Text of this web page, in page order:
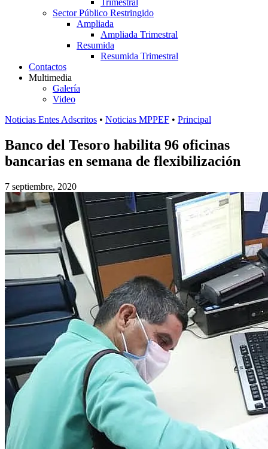
Trimestral
Sector Público Restringido
Ampliada
Ampliada Trimestral
Resumida
Resumida Trimestral
Contactos
Multimedia
Galería
Video
Noticias Entes Adscritos • Noticias MPPEF • Principal
Banco del Tesoro habilita 96 oficinas
bancarias en semana de flexibilización
7 septiembre, 2020